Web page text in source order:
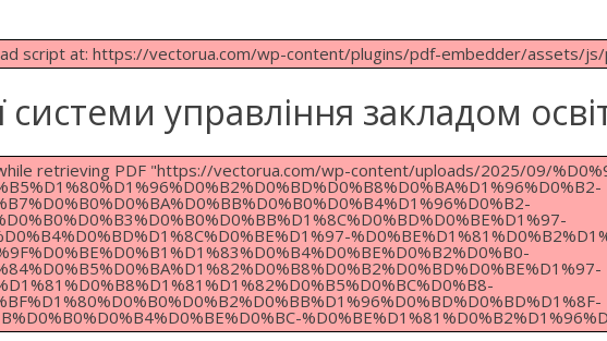
script at: https://vectorua.com/wp-content/plugins/pdf-embedder/assets/
управління закладом
retrieving PDF "https://vectorua.com/wp-content/uploads/2025/09/